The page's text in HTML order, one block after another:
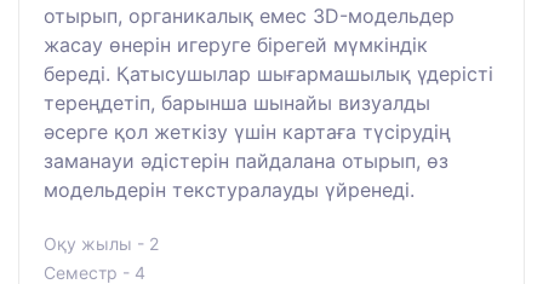
отырып, органикалық емес 3D-модельдер
жасау өнерін игеруге бірегей мүмкіндік
береді. Қатысушылар шығармашылық үдерісті
тереңдетіп, барынша шынайы визуалды
әсерге қол жеткізу үшін картаға түсірудің
заманауи әдістерін пайдалана отырып, өз
модельдерін текстуралауды үйренеді.
Оқу жылы - 2
Семестр - 4